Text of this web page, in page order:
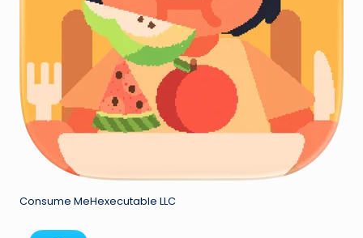
Consume MeHexecutable LLC